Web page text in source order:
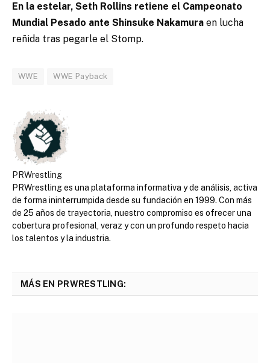
En la estelar, Seth Rollins retiene el Campeonato
Mundial Pesado ante Shinsuke Nakamura en lucha
reñida tras pegarle el Stomp.
WWE WWE Payback
PRWrestling
PRWrestling es una plataforma informativa y de análisis, activa
de forma ininterrumpida desde su fundación en 1999. Con más
de 25 años de trayectoria, nuestro compromiso es ofrecer una
cobertura profesional, veraz y con un profundo respeto hacia
los talentos y la industria.
MÁS EN PRWRESTLING: